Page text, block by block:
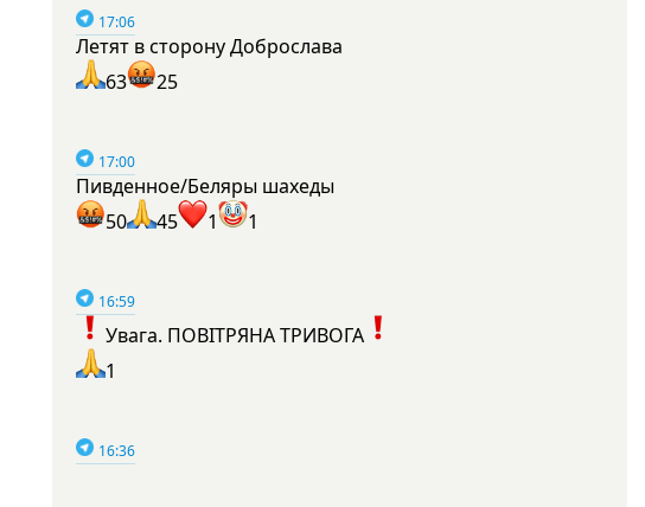
17:06
Летят в сторону Доброслава
63
25
17:00
Пивденное/Беляры шахеды
50
45 1 1
16:59
Увага. ПОВІТРЯНА ТРИВОГА
1
16:36